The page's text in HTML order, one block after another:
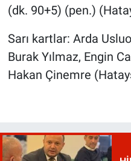
(dk. 90+5) (pen.)
Sarı kartlar: Arda
Burak Yılmaz, Engin
Hakan Çinemre